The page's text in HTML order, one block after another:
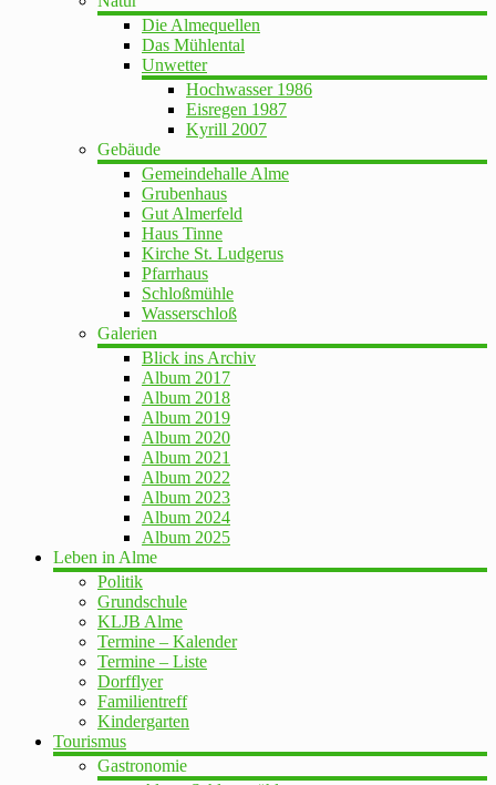
Die Almequellen
Das Mühlental
Unwetter
Hochwasser 1986
Eisregen 1987
Kyrill 2007
Gebäude
Gemeindehalle Alme
Grubenhaus
Gut Almerfeld
Haus Tinne
Kirche St. Ludgerus
Pfarrhaus
Schloßmühle
Wasserschloß
Galerien
Blick ins Archiv
Album 2017
Album 2018
Album 2019
Album 2020
Album 2021
Album 2022
Album 2023
Album 2024
Album 2025
Leben in Alme
Politik
Grundschule
KLJB Alme
Termine – Kalender
Termine – Liste
Dorfflyer
Familientreff
Kindergarten
Tourismus
Gastronomie